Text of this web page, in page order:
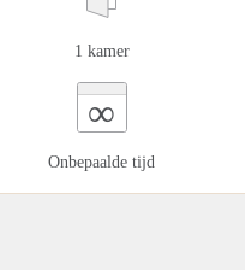
1 kamer
∞
Onbepaalde tijd